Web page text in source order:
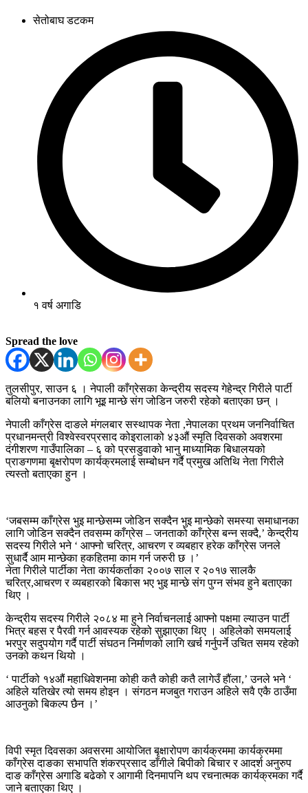
सेतोबाघ डटकम
१ वर्ष अगाडि
Spread the love
तुलसीपुर, साउन ६ । नेपाली काँग्रेसका केन्द्रीय सदस्य गेहेन्द्र गिरीले पार्टी
बलियो बनाउनका लागि भूइ मान्छे संग जोडिन जरुरी रहेको बताएका छन् ।
नेपाली काँग्रेस दाङले मंगलबार सस्थापक नेता ,नेपालका प्रथम जननिर्वाचित
प्रधानमन्त्री विश्वेस्वरप्रसाद कोइरालाको ४३औं स्मृति दिवसको अवशरमा
दंगीशरण गाउँपालिका – ६ को प्रसडुवाको भानु माध्यामिक बिधालयको
प्राङगणमा बृक्षरोपण कार्यक्रमलाई सम्बोधन गर्दै प्रमुख अतिथि नेता गिरीले
त्यस्तो बताएका हुन ।
‘जबसम्म काँग्रेस भुइ मान्छेसम्म जोडिन सक्दैन भुइ मान्छेको समस्या समाधानका
लागि जोडिन सक्दैन तवसम्म काँग्रेस – जनताको काँग्रेस बन्न सक्दै,’ केन्द्रीय
सदस्य गिरीले भने ‘ आफ्नो चरित्र, आचरण र व्यबहार हरेक काँग्रेस जनले
सुधार्दै आम मान्छेका हकहितमा काम गर्न जरुरी छ ।’
नेता गिरीले पार्टीका नेता कार्यकर्ताका २००७ साल र २०१७ सालकै
चरित्र,आचरण र व्यबहारको बिकास भए भुइ मान्छे संग पुग्न संभव हुने बताएका
थिए ।
केन्द्रीय सदस्य गिरीले २०८४ मा हुने निर्वाचनलाई आफ्नो पक्षमा ल्याउन पार्टी
भित्र बहस र पैरवी गर्न आवस्यक रहेको सुझाएका थिए । अहिलेको समयलाई
भरपुर सदुपयोग गर्दै पार्टी संघठन निर्माणको लागि खर्च गर्नुपर्ने उचित समय रहेको
उनको कथन थियो ।
‘ पार्टीको १४औं महाधिवेशनमा कोही कतै कोही कतै लागेउँ हौंला,’ उनले भने ‘
अहिले यतिखेर त्यो समय होइन । संगठन मजबुत गराउन अहिले सवै एकै ठाउँमा
आउनुको बिकल्प छैन ।’
विपी स्मृत दिवसका अवसरमा आयोजित बृक्षारोपण कार्यक्रममा कार्यक्रममा
काँग्रेस दाङका सभापति शंकरप्रसाद डाँगीले बिपीको बिचार र आदर्श अनुरुप
दाङ काँग्रेस अगाडि बढेको र आगामी दिनमापनि थप रचनात्मक कार्यक्रमका गर्दै
जाने बताएका थिए ।